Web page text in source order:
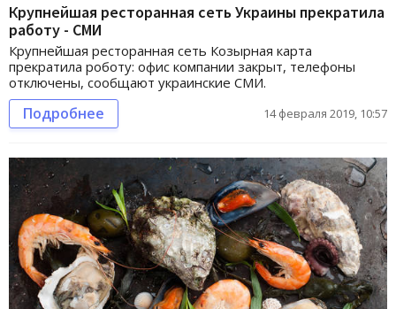
Крупнейшая ресторанная сеть Украины прекратила
работу - СМИ
Крупнейшая ресторанная сеть Козырная карта
прекратила роботу: офис компании закрыт, телефоны
отключены, сообщают украинские СМИ.
Подробнее 14 февраля 2019, 10:57